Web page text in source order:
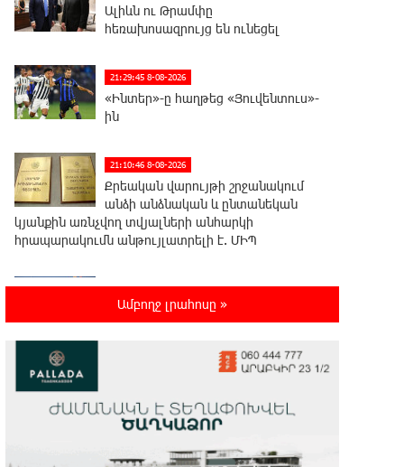
Ալիևն ու Թրամփը
հեռախոսազրույց են ունեցել
21:29:45 8-08-2026
«Ինտեր»-ը հաղթեց «Յուվենտուս»-
ին
21:10:46 8-08-2026
Քրեական վարույթի շրջանակում
անձի անձնական և ընտանեկան
կյանքին առնչվող տվյալների անհարկի
հրապարակումն անթույլատրելի է. ՄԻՊ
20:51:38 8-08-2026
Զելենսկին ու Վուչիչը քննարկել են
համագործակցությունն
ընդլայնելու հնարավորությունները
Հրդեհի ահազանգ Սայաթ-Նովա
պողոտայում. շենքից տարհանվել է
Ամբողջ լրահոսը »